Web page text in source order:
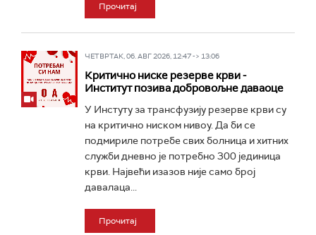
Прочитај
ЧЕТВРТАК, 06. АВГ 2026, 12:47 -> 13:06
Критично ниске резерве крви -
Институт позива добровољне даваоце
У Инстуту за трансфузију резерве крви су
на критично ниском нивоу. Да би се
подмириле потребе свих болница и хитних
служби дневно је потребно 300 јединица
крви. Највећи изазов није само број
давалаца...
Прочитај